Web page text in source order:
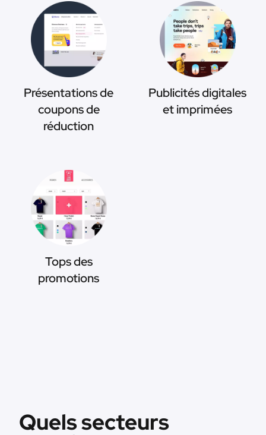
Présentations de
coupons de
réduction
Publicités digitales
et imprimées
Tops des
promotions
Quels secteurs